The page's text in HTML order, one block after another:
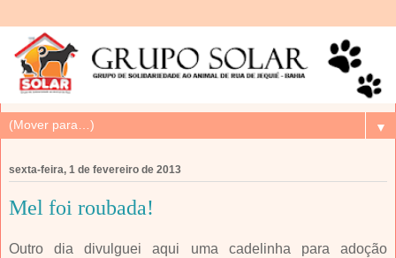
▼
sexta-feira, 1 de fevereiro de 2013
Mel foi roubada!
Outro dia divulguei aqui uma cadelinha para adoção